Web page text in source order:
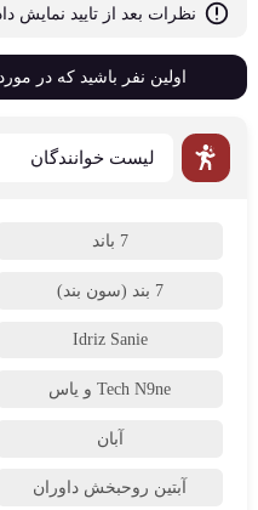
نظرات بعد از تایید نمایش
اولین نفر باشید که در
لیست خوانندگان
7 باند
7 بند (سون بند)
Idriz Sanie
Tech N9ne و یاس
آبان
آبتین روحبخش داوران